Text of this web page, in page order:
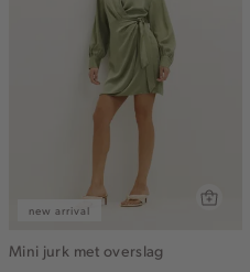
new arrival
Mini jurk met overslag